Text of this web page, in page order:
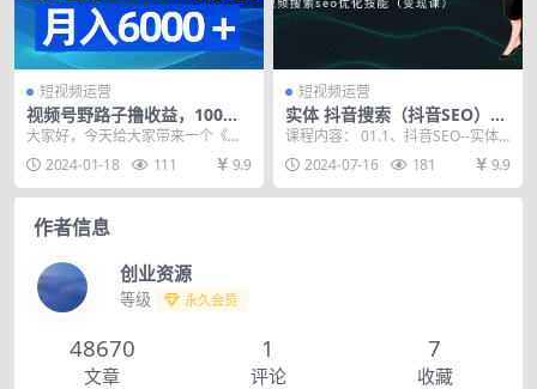
短视频运营
视频号野路子撸收益，100%
原创，条条爆款，月入6000＋
大家好，今天给大家带来一个《视
频号野路子撸收益，100%原创，条
条爆款，月入60...
2024-01-18 111 9.9
短视频运营
实体 抖音搜索（抖音SEO）变
现课，短视频搜索seo优化技
课程内容： 01.1、抖音SEO--实体
企业粉丝数少、播放量低也能获客
变现的神器...
2024-07-16 181 9.9
作者信息
创业资源
等级 永久会员
48670
文章
1
评论
7
收藏